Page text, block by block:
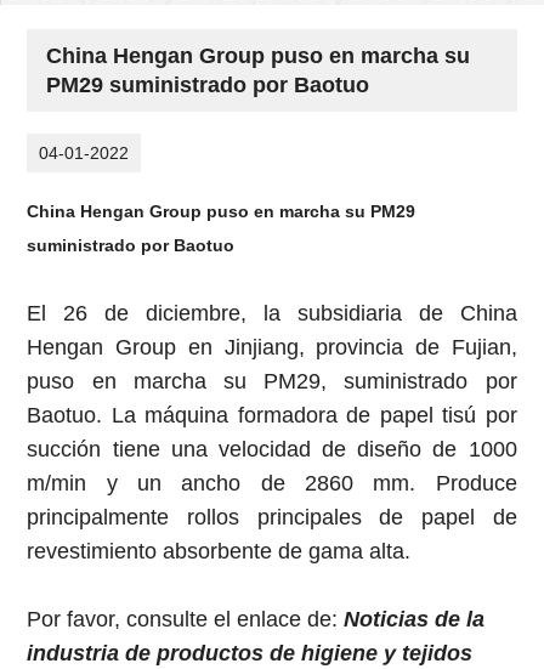
China Hengan Group puso en marcha su
PM29 suministrado por Baotuo
04-01-2022
China Hengan Group puso en marcha su PM29
suministrado por Baotuo
El 26 de diciembre, la subsidiaria de China
Hengan Group en Jinjiang, provincia de Fujian,
puso en marcha su PM29, suministrado por
Baotuo. La máquina formadora de papel tisú por
succión tiene una velocidad de diseño de 1000
m/min y un ancho de 2860 mm. Produce
principalmente rollos principales de papel de
revestimiento absorbente de gama alta.
Por favor, consulte el enlace de:Noticias de la
industria de productos de higiene y tejidos